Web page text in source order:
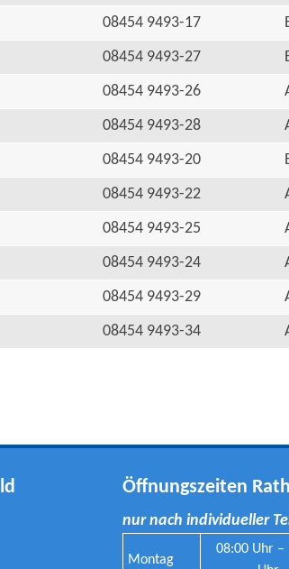
08454 9493-17
08454 9493-27
08454 9493-26
08454 9493-28
08454 9493-20
08454 9493-22
08454 9493-25
08454 9493-24
08454 9493-29
08454 9493-34
Öffnungszeiten
nur nach individueller
Montag
08:00 Uhr –